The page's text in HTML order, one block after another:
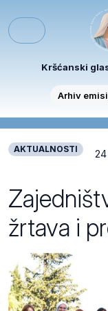
Menu
Kršćanski
Arhiv
AKTUALNOSTI
žrtava i